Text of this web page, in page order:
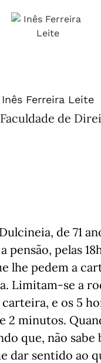
Inês Ferreira Leite
de
de 71
pensão, pelas
lhe pedem a
Limitam-se a
e os 5
minutos.
que, não
dar sentido ao